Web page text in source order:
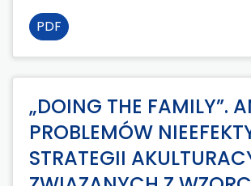
PDF
„DOING THE FAMILY”.
PROBLEMÓW
STRATEGII